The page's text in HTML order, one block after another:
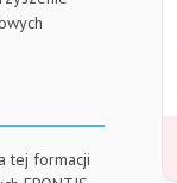
tej formacji